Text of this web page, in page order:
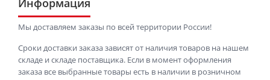
Информация
Мы доставляем заказы по всей территории России!
Сроки доставки заказа зависят от наличия товаров на нашем
складе и складе поставщика. Если в момент оформления
заказа все выбранные товары есть в наличии в розничном